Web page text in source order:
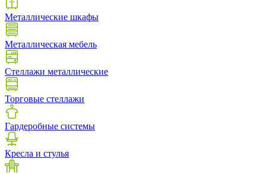
Металлические шкафы
Металлическая мебель
Стеллажи металлические
Торговые стеллажи
Гардеробные системы
Кресла и стулья